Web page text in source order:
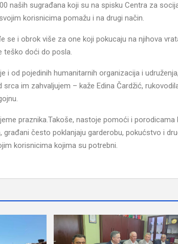
naših sugrađana koji su na spisku Centra za
korisnicima pomažu i na drugi način.
se i obrok više za one koji pokucaju na njihova
teško doći do posla.
i od pojedinih humanitarnih organizacija i
im zahvaljujem – kaže Edina Čardžić,
praznika.Takoše, nastoje pomoći i porodicama
često poklanjaju garderobu, pokućstvo i
korisnicima kojima su potrebni.